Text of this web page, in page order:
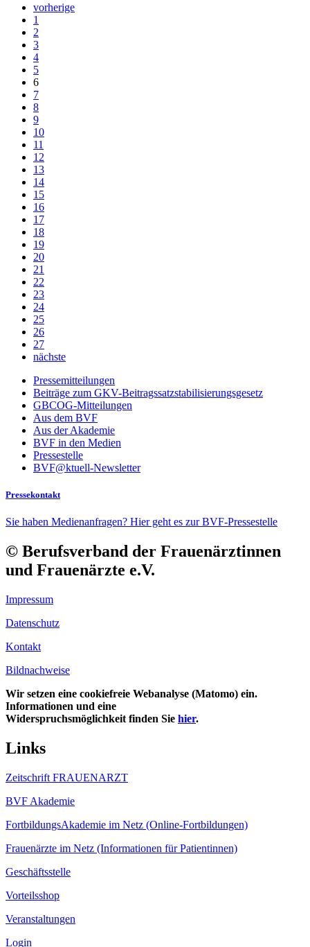
vorherige
1
2
3
4
5
6
7
8
9
10
11
12
13
14
15
16
17
18
19
20
21
22
23
24
25
26
27
nächste
Pressemitteilungen
Beiträge zum GKV-Beitragssatzstabilisierungsgesetz
GBCOG-Mitteilungen
Aus dem BVF
Aus der Akademie
BVF in den Medien
Pressestelle
BVF@ktuell-Newsletter
Pressekontakt
Sie haben Medienanfragen? Hier geht es zur BVF-Pressestelle
© Berufsverband der Frauenärztinnen
und Frauenärzte e.V.
Impressum
Datenschutz
Kontakt
Bildnachweise
Wir setzen eine cookiefreie Webanalyse (Matomo) ein.
Informationen und eine
Widerspruchsmöglichkeit finden Sie hier.
Links
Zeitschrift FRAUENARZT
BVF Akademie
FortbildungsAkademie im Netz (Online-Fortbildungen)
Frauenärzte im Netz (Informationen für Patientinnen)
Geschäftsstelle
Vorteilsshop
Veranstaltungen
Login